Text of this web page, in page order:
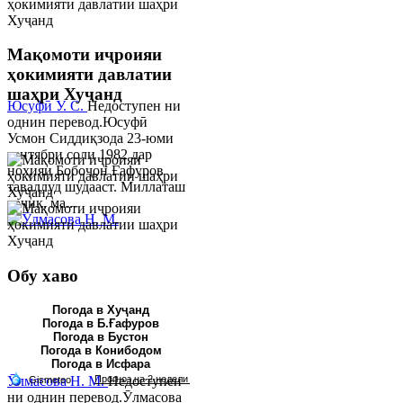
Юсуфӣ У. C. Недоступен ни
однин перевод.Юсуфӣ
Усмон Сиддиқзода 23-юми
сентябри соли 1982 дар
ноҳияи Бобоҷон Ғафуров
таваллуд шудааст. Миллаташ
тоҷик, ма...
Ӯлмасова Н. М.Недоступен
ни однин перевод.Ӯлмасова
Мақомоти иҷроияи
ҳокимияти давлатии
шаҳри Хуҷанд
Обу хаво
Погода в Хуҷанд
Погода в Б.Ғафуров
Погода в Бустон
Погода в Конибодом
Погода в Исфара